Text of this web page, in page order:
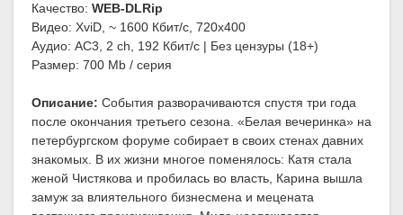
Качество: WEB-DLRip
Видео: XviD, ~ 1600 Кбит/с, 720x400
Аудио: AC3, 2 ch, 192 Кбит/с | Без цензуры (18+)
Размер: 700 Mb / серия
Описание: События разворачиваются спустя три года
после окончания третьего сезона. «Белая вечеринка» на
петербургском форуме собирает в своих стенах давних
знакомых. В их жизни многое поменялось: Катя стала
женой Чистякова и пробилась во власть, Карина вышла
замуж за влиятельного бизнесмена и мецената